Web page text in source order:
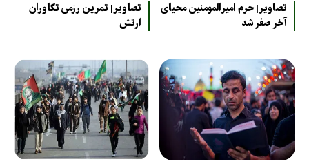
تصاویر| حرم امیرالمومنین محیای
آخر صفر شد
تصاویر| تمرین رزمی تکاوران
ارتش